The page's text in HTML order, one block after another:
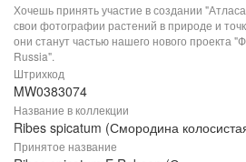
Хочешь принять участие в создании
свои фотографии растений в природе и
они станут частью нашего нового проекта
Russia".
Штрихкод
MW0383074
Название в коллекции
Ribes spicatum (Смородина
Принятое название